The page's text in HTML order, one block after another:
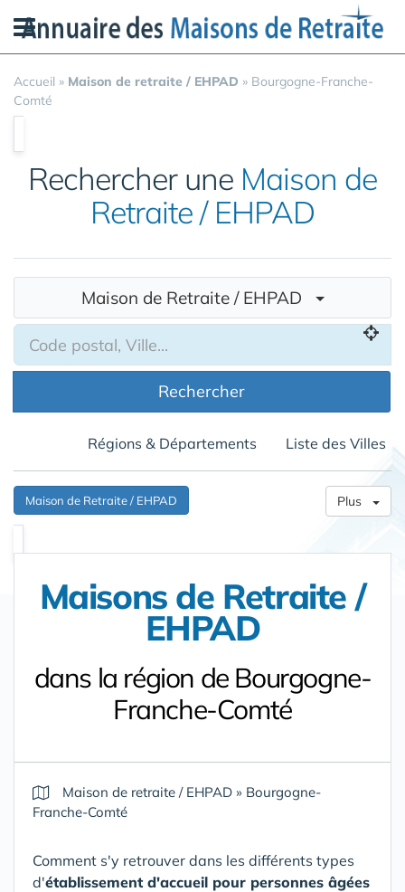
Accueil » Maison de retraite / EHPAD » Bourgogne-Franche-
Comté
Rechercher une Maison de
Retraite / EHPAD
Maison de Retraite / EHPAD
Rechercher
Régions & Départements Liste des Villes
Maison de Retraite / EHPAD Plus
Maisons de Retraite /
EHPAD
dans la région de Bourgogne-
Franche-Comté
Maison de retraite / EHPAD » Bourgogne-
Franche-Comté
Comment s'y retrouver dans les différents types
d'établissement d'accueil pour personnes âgées